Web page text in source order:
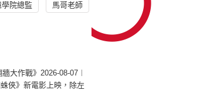
院總監 馬哥老師
牆大作戰》2026-08-07︱
俠》新電影上映，除左